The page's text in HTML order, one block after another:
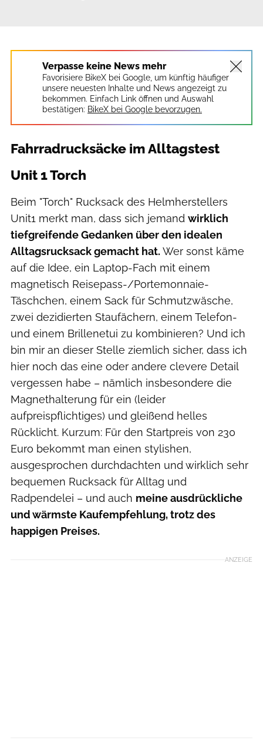
Verpasse keine News mehr
Favorisiere BikeX bei Google, um künftig häufiger
unsere neuesten Inhalte und News angezeigt zu
bekommen. Einfach Link öffnen und Auswahl
bestätigen: BikeX bei Google bevorzugen.
Fahrradrucksäcke im Alltagstest
Unit 1 Torch
Beim "Torch" Rucksack des Helmherstellers
Unit1 merkt man, dass sich jemand wirklich
tiefgreifende Gedanken über den idealen
Alltagsrucksack gemacht hat. Wer sonst käme
auf die Idee, ein Laptop-Fach mit einem
magnetisch Reisepass-/Portemonnaie-
Täschchen, einem Sack für Schmutzwäsche,
zwei dezidierten Staufächern, einem Telefon-
und einem Brillenetui zu kombinieren? Und ich
bin mir an dieser Stelle ziemlich sicher, dass ich
hier noch das eine oder andere clevere Detail
vergessen habe – nämlich insbesondere die
Magnethalterung für ein (leider
aufpreispflichtiges) und gleißend helles
Rücklicht. Kurzum: Für den Startpreis von 230
Euro bekommt man einen stylishen,
ausgesprochen durchdachten und wirklich sehr
bequemen Rucksack für Alltag und
Radpendelei – und auch meine ausdrückliche
und wärmste Kaufempfehlung, trotz des
happigen Preises.
ANZEIGE